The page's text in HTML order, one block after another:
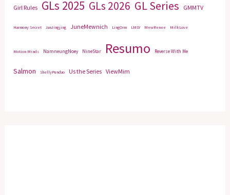
Girl Rules GLs 2025 GLs 2026 GL Series GMMTV
Harmony Secret JanJingjing JuneMewnich LingOrm LMSY MewRenee MilkLove
Motion Minds NamneungNoey NineStar Resumo Reverse With Me
Salmon ShellyPundao Us the Series ViewMim